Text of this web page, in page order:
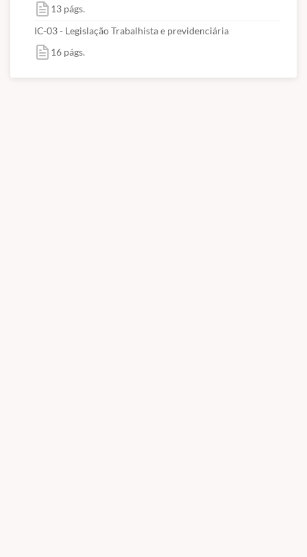
13 págs.
IC-03 - Legislação Trabalhista e previdenciária
16 págs.